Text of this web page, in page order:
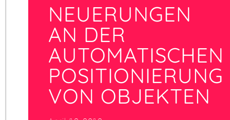
NEUERUNGEN
AN DER
AUTOMATISCHEN
POSITIONIERUNG
VON OBJEKTEN